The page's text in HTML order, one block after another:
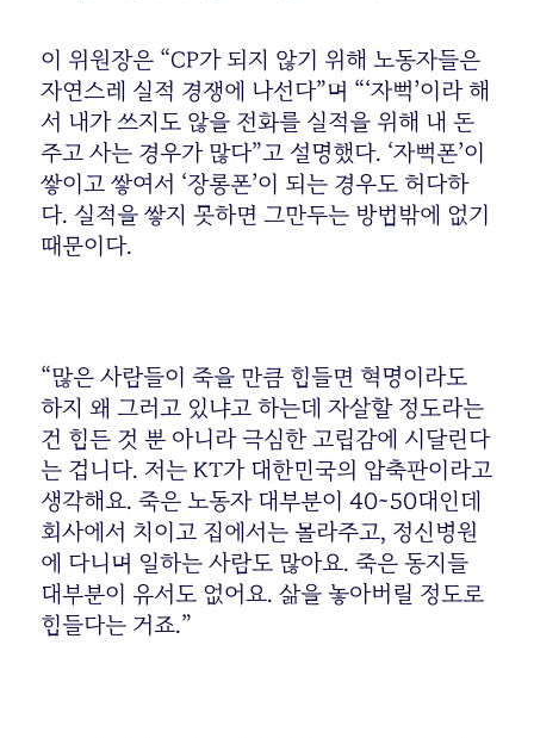
이 위원장은 “CP가 되지 않기 위해 노동자들은
자연스레 실적 경쟁에 나선다”며 “‘자뻑’이라 해
서 내가 쓰지도 않을 전화를 실적을 위해 내 돈
주고 사는 경우가 많다”고 설명했다. ‘자뻑폰’이
쌓이고 쌓여서 ‘장롱폰’이 되는 경우도 허다하
다. 실적을 쌓지 못하면 그만두는 방법밖에 없기
때문이다.
“많은 사람들이 죽을 만큼 힘들면 혁명이라도
하지 왜 그러고 있냐고 하는데 자살할 정도라는
건 힘든 것 뿐 아니라 극심한 고립감에 시달린다
는 겁니다. 저는 KT가 대한민국의 압축판이라고
생각해요. 죽은 노동자 대부분이 40~50대인데
회사에서 치이고 집에서는 몰라주고, 정신병원
에 다니며 일하는 사람도 많아요. 죽은 동지들
대부분이 유서도 없어요. 삶을 놓아버릴 정도로
힘들다는 거죠.”